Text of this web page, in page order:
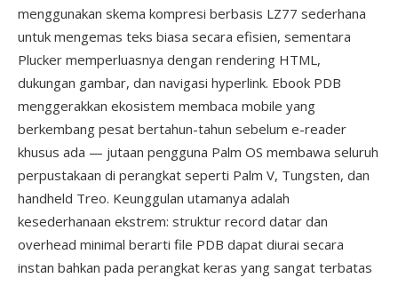
menggunakan skema kompresi berbasis LZ77 sederhana
untuk mengemas teks biasa secara efisien, sementara
Plucker memperluasnya dengan rendering HTML,
dukungan gambar, dan navigasi hyperlink. Ebook PDB
menggerakkan ekosistem membaca mobile yang
berkembang pesat bertahun-tahun sebelum e-reader
khusus ada — jutaan pengguna Palm OS membawa seluruh
perpustakaan di perangkat seperti Palm V, Tungsten, dan
handheld Treo. Keunggulan utamanya adalah
kesederhanaan ekstrem: struktur record datar dan
overhead minimal berarti file PDB dapat diurai secara
instan bahkan pada perangkat keras yang sangat terbatas